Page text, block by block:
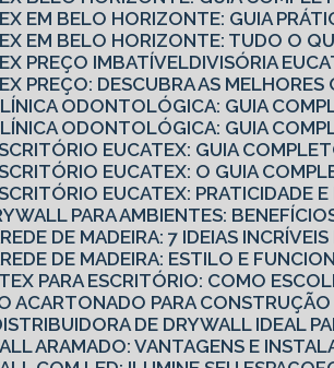
EM BELO HORIZONTE: GUIA
EM BELO HORIZONTE: TUDO O
PREÇO IMBATÍVEL
DIVISÓRIA
PREÇO: DESCUBRA AS
ODONTOLÓGICA: GUIA
ODONTOLÓGICA: GUIA
EUCATEX: GUIA
EUCATEX: O GUIA
EUCATEX: PRATICIDADE
PARA AMBIENTES:
DE MADEIRA: 7 IDEIAS
DE MADEIRA: ESTILO E
PARA ESCRITÓRIO: COMO
ACARTONADO PARA
DE DRYWALL IDEAL
ARAMADO: VANTAGENS E